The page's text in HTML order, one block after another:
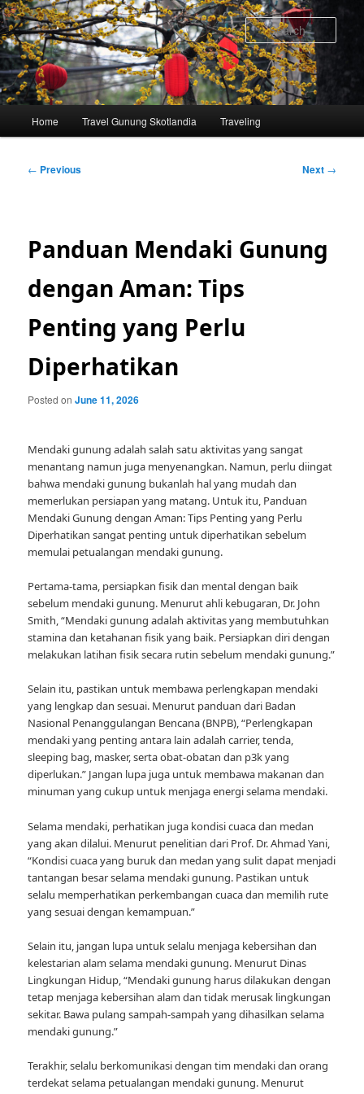
Skip
to
primary
content
Home Travel Gunung Skotlandia Traveling
Post
← Previous Next →
Panduan Mendaki Gunung
dengan Aman: Tips
Penting yang Perlu
Diperhatikan
Posted onJune 11, 2026
Mendaki gunung adalah salah satu aktivitas yang sangat
menantang namun juga menyenangkan. Namun, perlu diingat
bahwa mendaki gunung bukanlah hal yang mudah dan
memerlukan persiapan yang matang. Untuk itu, Panduan
Mendaki Gunung dengan Aman: Tips Penting yang Perlu
Diperhatikan sangat penting untuk diperhatikan sebelum
memulai petualangan mendaki gunung.
Pertama-tama, persiapkan fisik dan mental dengan baik
sebelum mendaki gunung. Menurut ahli kebugaran, Dr. John
Smith, “Mendaki gunung adalah aktivitas yang membutuhkan
stamina dan ketahanan fisik yang baik. Persiapkan diri dengan
melakukan latihan fisik secara rutin sebelum mendaki gunung.”
Selain itu, pastikan untuk membawa perlengkapan mendaki
yang lengkap dan sesuai. Menurut panduan dari Badan
Nasional Penanggulangan Bencana (BNPB), “Perlengkapan
mendaki yang penting antara lain adalah carrier, tenda,
sleeping bag, masker, serta obat-obatan dan p3k yang
diperlukan.” Jangan lupa juga untuk membawa makanan dan
minuman yang cukup untuk menjaga energi selama mendaki.
Selama mendaki, perhatikan juga kondisi cuaca dan medan
yang akan dilalui. Menurut penelitian dari Prof. Dr. Ahmad Yani,
“Kondisi cuaca yang buruk dan medan yang sulit dapat menjadi
tantangan besar selama mendaki gunung. Pastikan untuk
selalu memperhatikan perkembangan cuaca dan memilih rute
yang sesuai dengan kemampuan.”
Selain itu, jangan lupa untuk selalu menjaga kebersihan dan
kelestarian alam selama mendaki gunung. Menurut Dinas
Lingkungan Hidup, “Mendaki gunung harus dilakukan dengan
tetap menjaga kebersihan alam dan tidak merusak lingkungan
sekitar. Bawa pulang sampah-sampah yang dihasilkan selama
mendaki gunung.”
Terakhir, selalu berkomunikasi dengan tim mendaki dan orang
terdekat selama petualangan mendaki gunung. Menurut